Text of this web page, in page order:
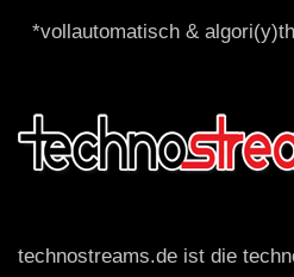
*vollautomatisch &
technostreams.de ist die